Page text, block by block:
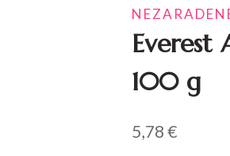
Everest
100 g
5,78€